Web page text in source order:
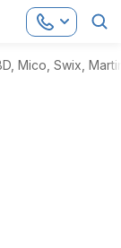
Mico, Swix,